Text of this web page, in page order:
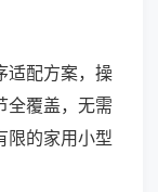
适配方案，操
全覆盖，无需
限的家用小型